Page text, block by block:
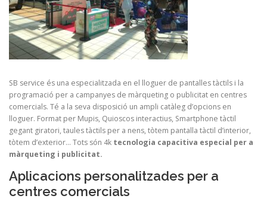
SB service és una especialitzada en el lloguer de pantalles tàctils i la
programació per a campanyes de màrqueting o publicitat en centres
comercials. Té a la seva disposició un ampli catàleg d’opcions en
lloguer. Format per Mupis, Quioscos interactius, Smartphone tàctil
gegant giratori, taules tàctils per a nens, tòtem pantalla tàctil d’interior,
tòtem d’exterior… Tots són 4k tecnologia capacitiva especial per a
màrqueting i publicitat.
Aplicacions personalitzades per a
centres comercials